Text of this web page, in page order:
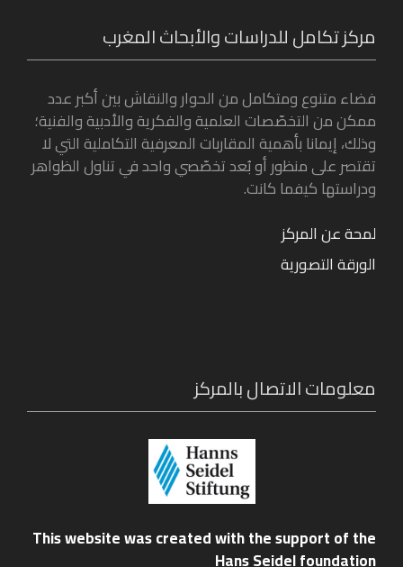
مركز تكامل للدراسات والأبحاث المغرب
فضاء متنوع ومتكامل من الحوار والنقاش بين أكبر عدد
ممكن من التخصّصات العلمية والفكرية والأدبية والفنية؛
وذلك، إيمانا بأهمية المقاربات المعرفية التكاملية التي لا
تقتصر على منظور أو بُعد تخصّصي واحد في تناول الظواهر
ودراستها كيفما كانت.
لمحة عن المركز
الورقة التصورية
معلومات الاتصال بالمركز
This website was created with the support of the
Hans Seidel foundation